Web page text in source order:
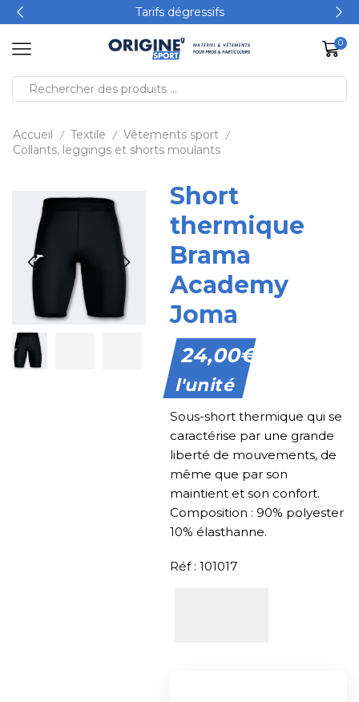
Tarifs dégressifs
0
Accueil / Textile / Vêtements sport /
Collants, leggings et shorts moulants
Short
thermique
Brama
Academy
Joma
24,00€
l'unité
Sous-short thermique qui se
caractérise par une grande
liberté de mouvements, de
même que par son
maintient et son confort.
Composition : 90% polyester
10% élasthanne.
Réf : 101017